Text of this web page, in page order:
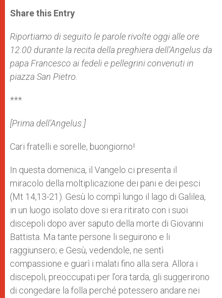
t
s
p
p
s
e
g
e
r
e
b
o
k
r
Share this Entry
Riportiamo di seguito le parole rivolte oggi alle ore
12.00 durante la recita della preghiera dell’Angelus da
papa Francesco ai fedeli e pellegrini convenuti in
piazza San Pietro.
***
[Prima dell’Angelus:]
Cari fratelli e sorelle, buongiorno!
In questa domenica, il Vangelo ci presenta il
miracolo della moltiplicazione dei pani e dei pesci
(Mt 14,13-21). Gesù lo compì lungo il lago di Galilea,
in un luogo isolato dove si era ritirato con i suoi
discepoli dopo aver saputo della morte di Giovanni
Battista. Ma tante persone li seguirono e li
raggiunsero; e Gesù, vedendole, ne sentì
compassione e guarì i malati fino alla sera. Allora i
discepoli, preoccupati per l’ora tarda, gli suggerirono
di congedare la folla perché potessero andare nei